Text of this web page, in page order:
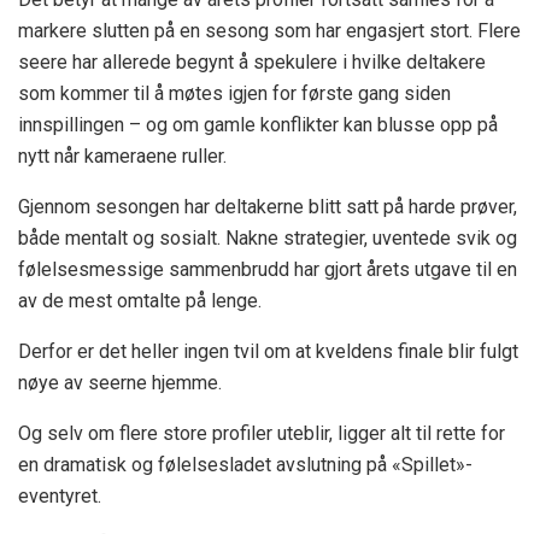
markere slutten på en sesong som har engasjert stort. Flere
seere har allerede begynt å spekulere i hvilke deltakere
som kommer til å møtes igjen for første gang siden
innspillingen – og om gamle konflikter kan blusse opp på
nytt når kameraene ruller.
Gjennom sesongen har deltakerne blitt satt på harde prøver,
både mentalt og sosialt. Nakne strategier, uventede svik og
følelsesmessige sammenbrudd har gjort årets utgave til en
av de mest omtalte på lenge.
Derfor er det heller ingen tvil om at kveldens finale blir fulgt
nøye av seerne hjemme.
Og selv om flere store profiler uteblir, ligger alt til rette for
en dramatisk og følelsesladet avslutning på «Spillet»-
eventyret.